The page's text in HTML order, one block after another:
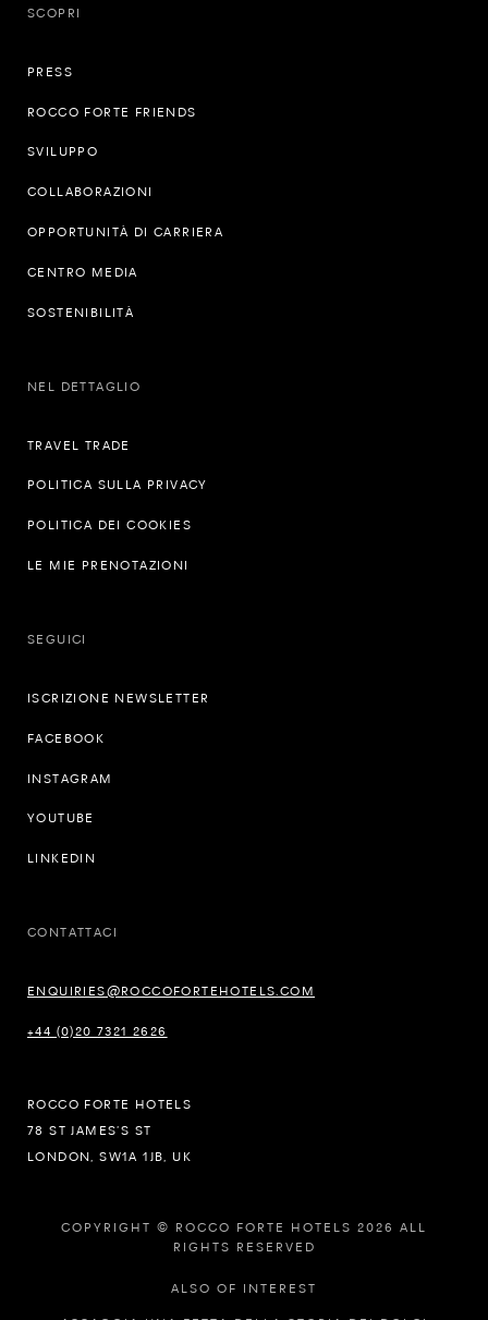
SCOPRI
PRESS
ROCCO FORTE FRIENDS
SVILUPPO
COLLABORAZIONI
OPPORTUNITÀ DI CARRIERA
CENTRO MEDIA
SOSTENIBILITÀ
NEL DETTAGLIO
TRAVEL TRADE
POLITICA SULLA PRIVACY
POLITICA DEI COOKIES
LE MIE PRENOTAZIONI
SEGUICI
ISCRIZIONE NEWSLETTER
FACEBOOK
INSTAGRAM
YOUTUBE
LINKEDIN
CONTATTACI
ENQUIRIES@ROCCOFORTEHOTELS.COM
+44 (0)20 7321 2626
ROCCO FORTE HOTELS
78 ST JAMES’S ST
LONDON, SW1A 1JB, UK
COPYRIGHT © ROCCO FORTE HOTELS 2026 ALL
RIGHTS RESERVED
ALSO OF INTEREST